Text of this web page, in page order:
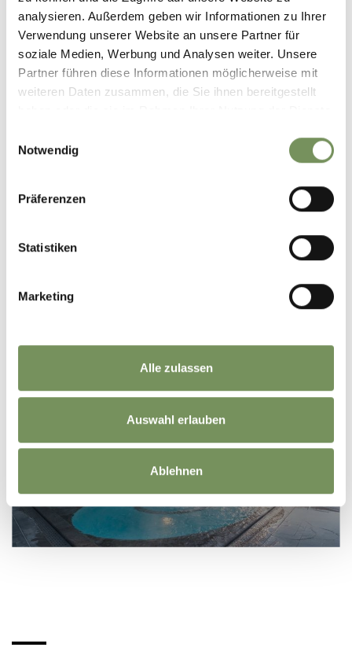
analysieren. Außerdem geben wir Informationen zu Ihrer
Verwendung unserer Website an unsere Partner für
soziale Medien, Werbung und Analysen weiter. Unsere
Partner führen diese Informationen möglicherweise mit
weiteren Daten zusammen, die Sie ihnen bereitgestellt
Notwendig
Präferenzen
Statistiken
Marketing
Alle zulassen
Auswahl erlauben
Ablehnen